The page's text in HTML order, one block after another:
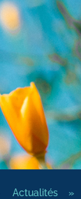
Actualités »